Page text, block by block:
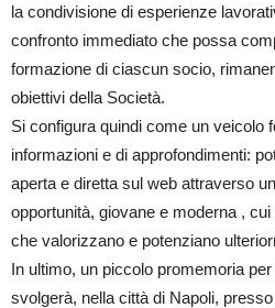
la condivisione di esperienze
confronto immediato che possa
formazione di ciascun socio,
obiettivi della Società.
Si configura quindi come un veicolo
informazioni e di approfondimenti:
aperta e diretta sul web attraverso
opportunità, giovane e moderna ,
che valorizzano e potenziano
In ultimo, un piccolo promemoria
svolgerà, nella città di Napoli,